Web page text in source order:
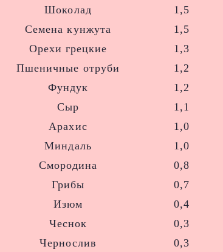
Шоколад
1,5
Семена кунжута
1,5
Орехи грецкие
1,3
Пшеничные отруби
1,2
Фундук
1,2
Сыр
1,1
Арахис
1,0
Миндаль
1,0
Смородина
0,8
Грибы
0,7
Изюм
0,4
Чеснок
0,3
Чернослив
0,3